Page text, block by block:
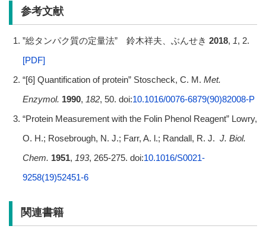
参考文献
”総タンパク質の定量法” 鈴木祥夫、ぶんせき 2018, 1, 2.
[PDF]
“[6] Quantification of protein” Stoscheck, C. M. Met.
Enzymol. 1990, 182, 50. doi:10.1016/0076-6879(90)82008-P
“Protein Measurement with the Folin Phenol Reagent” Lowry,
O. H.; Rosebrough, N. J.; Farr, A. l.; Randall, R. J. J. Biol.
Chem. 1951, 193, 265-275. doi:10.1016/S0021-
9258(19)52451-6
関連書籍